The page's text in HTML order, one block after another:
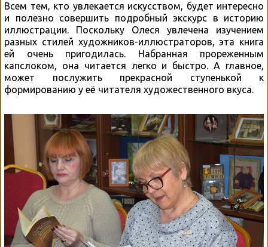
Всем тем, кто увлекается искусством, будет интересно
и полезно совершить подробный экскурс в историю
иллюстрации. Поскольку Олеся увлечена изучением
разных стилей художников-иллюстраторов, эта книга
ей очень пригодилась. Набранная прореженным
капслоком, она читается легко и быстро. А главное,
может послужить прекрасной ступенькой к
формированию у её читателя художественного вкуса.